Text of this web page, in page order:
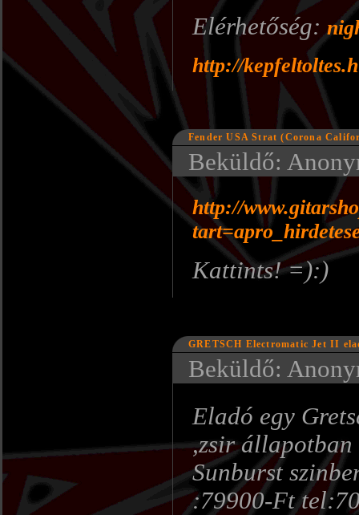
Elérhetőség:
http://
Fender USA Strat (Corona
Beküldő:
http://
Kattints! =):)
GRETSCH Electromatic Jet II
Beküldő:
Eladó egy
,zsir
Sunburst
:79900-Ft